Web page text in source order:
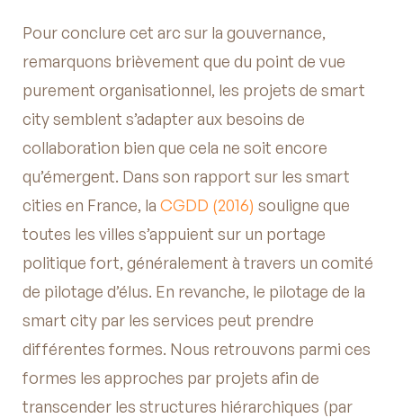
Pour conclure cet arc sur la gouvernance,
remarquons brièvement que du point de vue
purement organisationnel, les projets de smart
city semblent s’adapter aux besoins de
collaboration bien que cela ne soit encore
qu’émergent. Dans son rapport sur les smart
cities en France, la CGDD (2016) souligne que
toutes les villes s’appuient sur un portage
politique fort, généralement à travers un comité
de pilotage d’élus. En revanche, le pilotage de la
smart city par les services peut prendre
différentes formes. Nous retrouvons parmi ces
formes les approches par projets afin de
transcender les structures hiérarchiques (par